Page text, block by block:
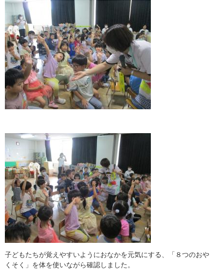
子どもたちが覚えやすいようにおなかを元気にする、「８つのおや
くそく」を体を使いながら確認しました。